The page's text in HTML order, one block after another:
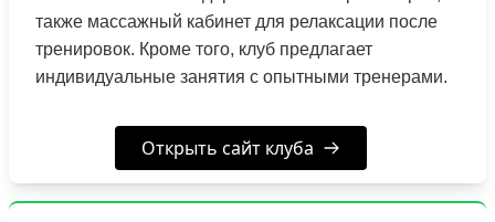
также массажный кабинет для релаксации после
тренировок. Кроме того, клуб предлагает
индивидуальные занятия с опытными тренерами.
Открыть сайт клуба